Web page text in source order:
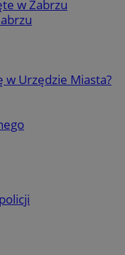
w Zabrzu
w Urzędzie Miasta?